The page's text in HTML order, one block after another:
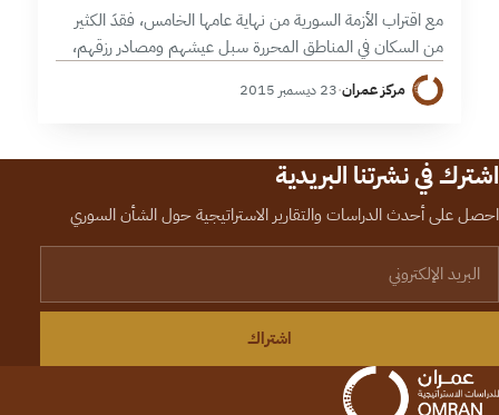
مع اقتراب الأزمة السورية من نهاية عامها الخامس، فقدَ الكثير
من السكان في المناطق المحررة سبل عيشهم ومصادر رزقهم،
مما أسهم في الارتفاع الكبير لمعدلات الفقر والبطالة وتزايد
الاعتماد على…
مركز عمران·23 ديسمبر 2015
اشترك في نشرتنا البريدية
احصل على أحدث الدراسات والتقارير الاستراتيجية حول الشأن السوري
اشتراك